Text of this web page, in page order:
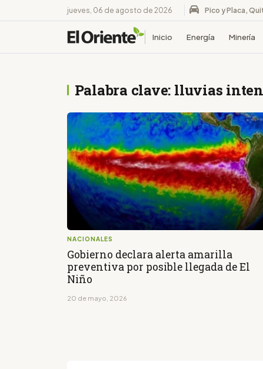
jueves, 06 de agosto de 2026 Pico y Placa,
Inicio Energía Minería
Palabra clave: lluvias
NACIONALES
Gobierno declara alerta amarilla
preventiva por posible llegada de El
Niño
20 de mayo, 2026